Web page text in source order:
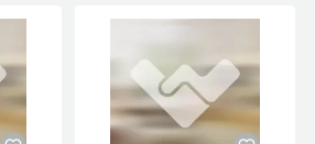
profesionale